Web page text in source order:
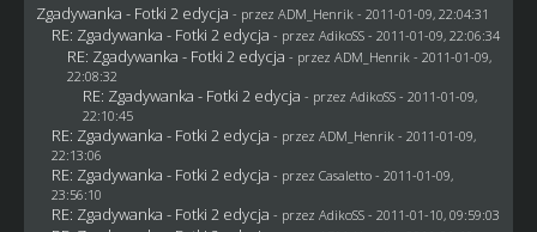
Zgadywanka - Fotki 2 edycja - przez ADM_Henrik - 2011-01-09, 22:04:31
RE: Zgadywanka - Fotki 2 edycja - przez AdikoSS - 2011-01-09, 22:06:34
RE: Zgadywanka - Fotki 2 edycja - przez ADM_Henrik - 2011-01-09,
22:08:32
RE: Zgadywanka - Fotki 2 edycja - przez AdikoSS - 2011-01-09,
22:10:45
RE: Zgadywanka - Fotki 2 edycja - przez ADM_Henrik - 2011-01-09,
22:13:06
RE: Zgadywanka - Fotki 2 edycja - przez Casaletto- 2011-01-09,
23:56:10
RE: Zgadywanka - Fotki 2 edycja - przez AdikoSS - 2011-01-10, 09:59:03